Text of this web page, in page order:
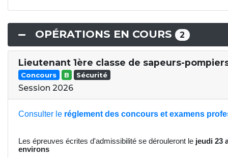
OPÉRATIONS EN COURS 2
Lieutenant 1ère classe de sapeurs-
Concours B Sécurité
Session 2026
Consulter le réglement des concours et examens
Les épreuves écrites d'admissibilité se dérouleront le jeudi 23
environs